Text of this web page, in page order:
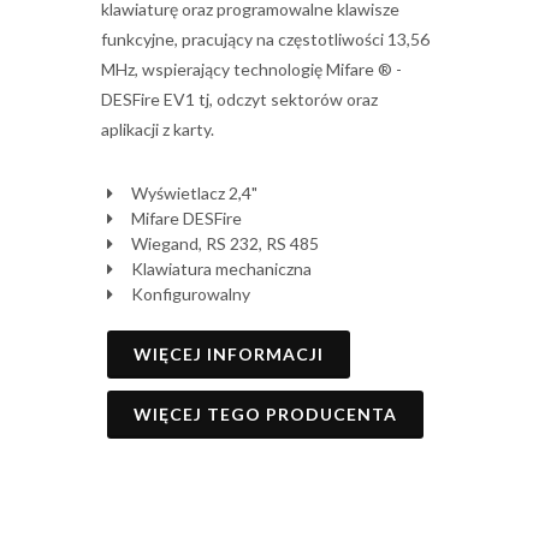
klawiaturę oraz programowalne klawisze
funkcyjne, pracujący na częstotliwości 13,56
MHz, wspierający technologię Mifare ® -
DESFire EV1 tj, odczyt sektorów oraz
aplikacji z karty.
Wyświetlacz 2,4"
Mifare DESFire
Wiegand, RS 232, RS 485
Klawiatura mechaniczna
Konfigurowalny
WIĘCEJ INFORMACJI
WIĘCEJ TEGO PRODUCENTA